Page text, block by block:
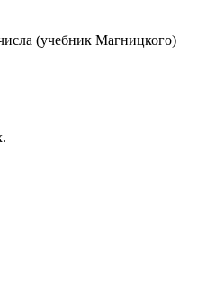
(учебник Магницкого)